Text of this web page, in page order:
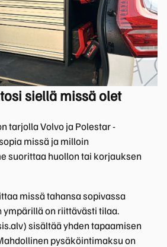
siellä missä olet
tarjolla Volvo ja Polestar -
missä ja milloin
suorittaa huollon tai korjauksen
missä tahansa sopivassa
ympärillä on riittävästi tilaa.
sisältää yhden tapaamisen
pysäköintimaksu on